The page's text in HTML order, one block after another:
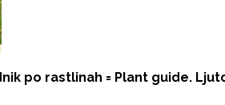
po rastlinah = Plant guide.